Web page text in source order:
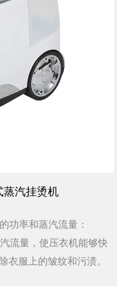
蒸汽挂烫机
流量，使压衣机能够快
衣服上的皱纹和污渍。